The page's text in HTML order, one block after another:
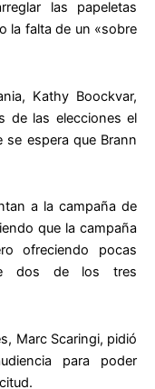
las papeletas
la falta de un «sobre
Kathy Boockvar,
de las elecciones el
espera que Brann
a la campaña de
que la campaña
ofreciendo pocas
dos de los tres
Marc Scaringi, pidió
para poder